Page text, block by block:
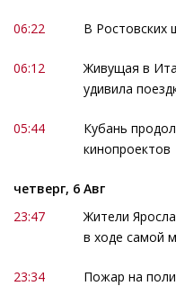
06:22 В Ростовских
06:12
Живущая в
удивила
05:44
Кубань
кинопроектов
четверг, 6 Авг
23:47
Жители
в ходе самой
23:34
Пожар на